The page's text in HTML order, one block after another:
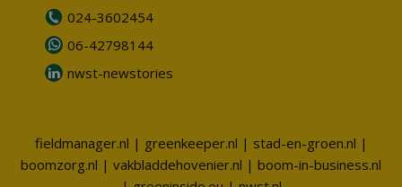
024-3602454
06-42798144
nwst-newstories
fieldmanager.nl | greenkeeper.nl | stad-en-groen.nl |
boomzorg.nl | vakbladdehovenier.nl | boom-in-business.nl